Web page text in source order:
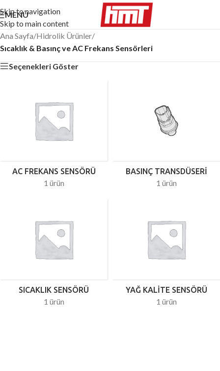
Skip to navigation
Skip to main content
MENÜ
Ana Sayfa/Hidrolik Ürünler/
Sıcaklık & Basınç ve AC Frekans Sensörleri
Seçenekleri Göster
AC FREKANS SENSÖRÜ
1 ürün
BASINÇ TRANSDÜSERI
1 ürün
SICAKLIK SENSÖRÜ
1 ürün
YAĞ KALITE SENSÖRÜ
1 ürün